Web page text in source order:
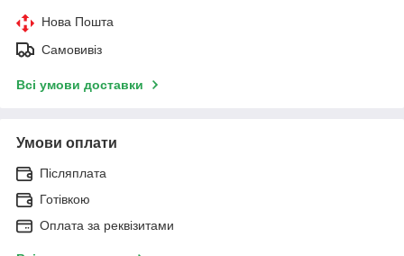
Нова Пошта
Самовивіз
Всі умови доставки
Умови оплати
Післяплата
Готівкою
Оплата за реквізитами